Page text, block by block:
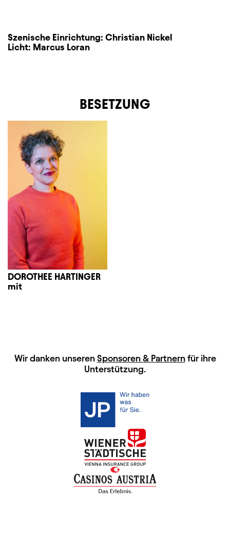
Szenische Einrichtung: Christian Nickel
Licht: Marcus Loran
BESETZUNG
DOROTHEE HARTINGER
mit
HAUPTSPONSOREN
Wir danken unseren Sponsoren & Partnernfür ihre
Unterstützung.